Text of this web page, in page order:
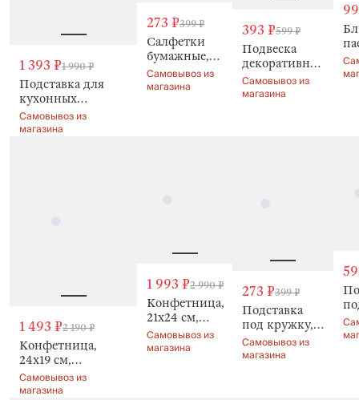
1 393 ₽1 990 ₽
Подставка для
кухонных
принадлежностей,
14 см, Natural
Самовывоз из
магазина
273 ₽399 ₽
Салфетки
бумажные,
25х30 см, 20
шт, Natural
Самовывоз из
магазина
393 ₽599 ₽
Подвеска
декоративная,
8 см, Кролик,
Natural Easter
Самовывоз из
магазина
1 493 ₽2 190 ₽
Конфетница,
24х19 см,
Кролики, Natural
Easter
Самовывоз из
магазина
1 993 ₽2 990 ₽
Конфетница,
21х24 см,
Кролики в
корзинке,
Самовывоз из
магазина
273 ₽399 ₽
Подставка
под кружку,
Кролик,
Natural Easter
Самовывоз из
магазина